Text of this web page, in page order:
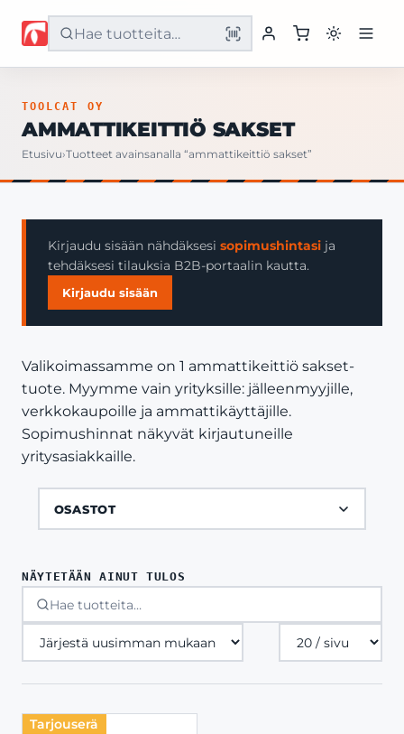
Etusivu
Yritys
Yhteystiedot
TOOLCAT OY
AMMATTIKEITTIÖ SAKSET
Etusivu›Tuotteet avainsanalla “ammattikeittiö sakset”
Kirjaudu sisään nähdäksesi sopimushintasi ja
tehdäksesi tilauksia B2B-portaalin kautta.
Kirjaudu sisään
Valikoimassamme on 1 ammattikeittiö sakset-
tuote. Myymme vain yrityksille: jälleenmyyjille,
verkkokaupoille ja ammattikäyttäjille.
Sopimushinnat näkyvät kirjautuneille
yritysasiakkaille.
OSASTOT
NÄYTETÄÄN AINUT TULOS
Tuotteita
sivulla
Tarjouserä